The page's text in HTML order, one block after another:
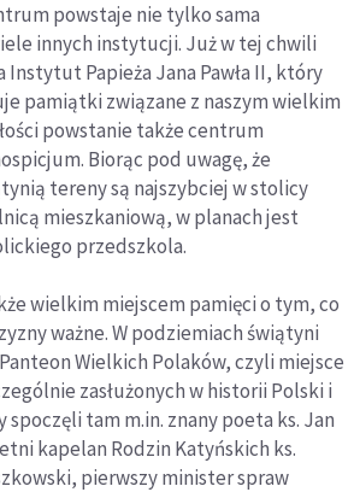
powstaje nie tylko sama
innych instytucji. Już w tej chwili
Instytut Papieża Jana Pawła II, który
pamiątki związane z naszym wielkim
powstanie także centrum
Biorąc pod uwagę, że
tereny są najszybciej w stolicy
mieszkaniową, w planach jest
przedszkola.
wielkim miejscem pamięci o tym, co
ważne. W podziemiach świątyni
Wielkich Polaków, czyli miejsce
zasłużonych w historii Polski i
spoczęli tam m.in. znany poeta ks. Jan
kapelan Rodzin Katyńskich ks.
pierwszy minister spraw